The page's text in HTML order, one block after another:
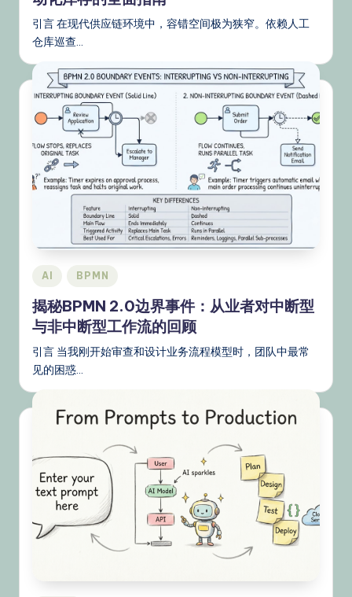
引言 在现代供应链环境中，容错空间极为狭窄。依赖人工
仓库巡查…
Posted
AI BPMN
揭秘BPMN 2.0边界事件：从业者对中断型
与非中断型工作流的回顾
引言 当我刚开始审查和设计业务流程模型时，团队中最常
见的困惑…